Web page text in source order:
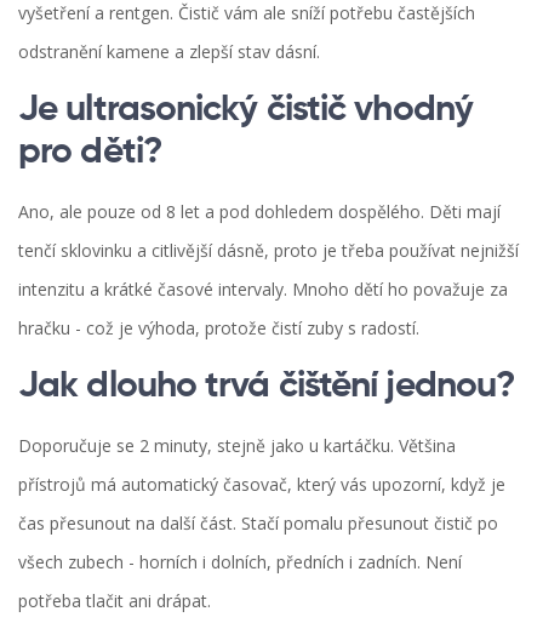
vyšetření a rentgen. Čistič vám ale sníží potřebu častějších
odstranění kamene a zlepší stav dásní.
Je ultrasonický čistič vhodný
pro děti?
Ano, ale pouze od 8 let a pod dohledem dospělého. Děti mají
tenčí sklovinku a citlivější dásně, proto je třeba používat nejnižší
intenzitu a krátké časové intervaly. Mnoho dětí ho považuje za
hračku - což je výhoda, protože čistí zuby s radostí.
Jak dlouho trvá čištění jednou?
Doporučuje se 2 minuty, stejně jako u kartáčku. Většina
přístrojů má automatický časovač, který vás upozorní, když je
čas přesunout na další část. Stačí pomalu přesunout čistič po
všech zubech - horních i dolních, předních i zadních. Není
potřeba tlačit ani drápat.